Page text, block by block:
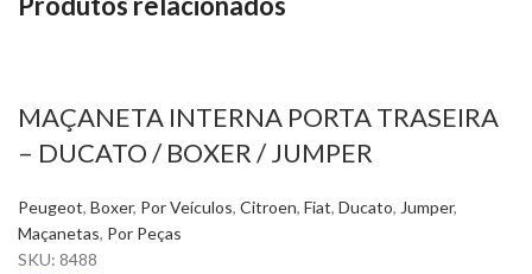
MAÇANETA INTERNA PORTA TRASEIRA
– DUCATO / BOXER / JUMPER
Peugeot, Boxer, Por Veículos, Citroen, Fiat, Ducato, Jumper,
Maçanetas, Por Peças
SKU: 8488